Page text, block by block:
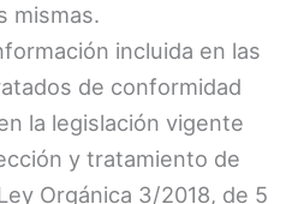
mismas.
incluida en las
de conformidad
la legislación vigente
y tratamiento de
Orgánica 3/2018, de 5